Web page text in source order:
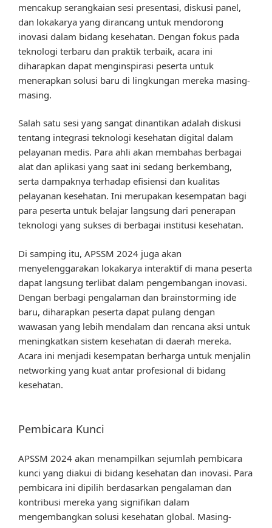
mencakup serangkaian sesi presentasi, diskusi panel,
dan lokakarya yang dirancang untuk mendorong
inovasi dalam bidang kesehatan. Dengan fokus pada
teknologi terbaru dan praktik terbaik, acara ini
diharapkan dapat menginspirasi peserta untuk
menerapkan solusi baru di lingkungan mereka masing-
masing.
Salah satu sesi yang sangat dinantikan adalah diskusi
tentang integrasi teknologi kesehatan digital dalam
pelayanan medis. Para ahli akan membahas berbagai
alat dan aplikasi yang saat ini sedang berkembang,
serta dampaknya terhadap efisiensi dan kualitas
pelayanan kesehatan. Ini merupakan kesempatan bagi
para peserta untuk belajar langsung dari penerapan
teknologi yang sukses di berbagai institusi kesehatan.
Di samping itu, APSSM 2024 juga akan
menyelenggarakan lokakarya interaktif di mana peserta
dapat langsung terlibat dalam pengembangan inovasi.
Dengan berbagi pengalaman dan brainstorming ide
baru, diharapkan peserta dapat pulang dengan
wawasan yang lebih mendalam dan rencana aksi untuk
meningkatkan sistem kesehatan di daerah mereka.
Acara ini menjadi kesempatan berharga untuk menjalin
networking yang kuat antar profesional di bidang
kesehatan.
Pembicara Kunci
APSSM 2024 akan menampilkan sejumlah pembicara
kunci yang diakui di bidang kesehatan dan inovasi. Para
pembicara ini dipilih berdasarkan pengalaman dan
kontribusi mereka yang signifikan dalam
mengembangkan solusi kesehatan global. Masing-